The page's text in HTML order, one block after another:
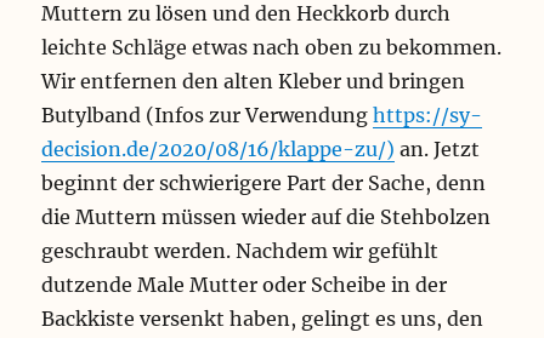
Muttern zu lösen und den Heckkorb durch
leichte Schläge etwas nach oben zu bekommen.
Wir entfernen den alten Kleber und bringen
Butylband (Infos zur Verwendunghttps://sy-
decision.de/2020/08/16/klappe-zu/) an. Jetzt
beginnt der schwierigere Part der Sache, denn
die Muttern müssen wieder auf die Stehbolzen
geschraubt werden. Nachdem wir gefühlt
dutzende Male Mutter oder Scheibe in der
Backkiste versenkt haben, gelingt es uns, den